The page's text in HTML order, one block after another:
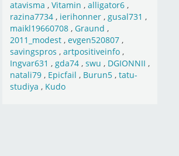
atavisma , Vitamin , alligator6,
razina7734, ierihonner, gusal731 ,
maikl19660708, Graund ,
2011_modest, evgen520807,
savingspros , artpositiveinfo,
Ingvar631 , gda74, swu , DGIONNII ,
natali79, Epicfail , Burun5, tatu-
studiya , Kudo